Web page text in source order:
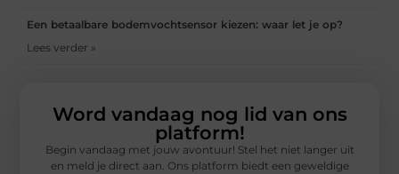
Een betaalbare bodemvochtsensor kiezen: waar let je op?
Lees verder »
Word vandaag nog lid van ons
platform!
Begin vandaag met jouw avontuur! Stel het niet langer uit
en meld je direct aan. Ons platform biedt een geweldige